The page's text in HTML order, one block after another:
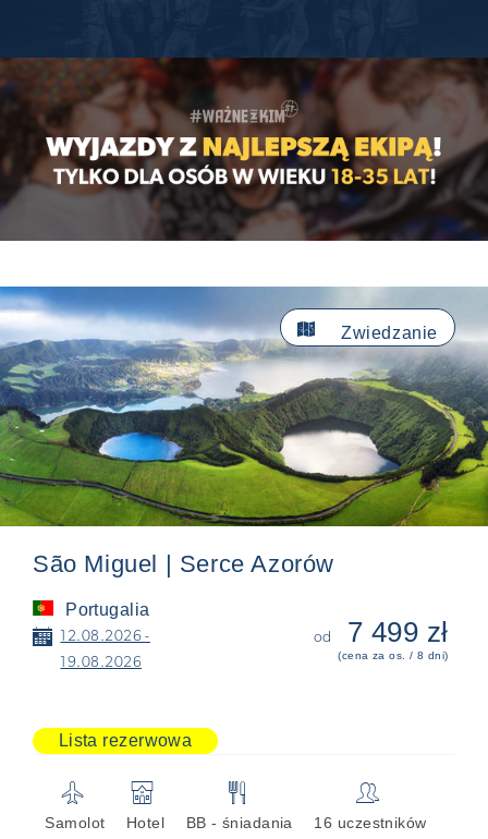
Zwiedzanie

São Miguel | Serce Azorów
Portugalia
📅
12.08.2026 -
19.08.2026
Lista rezerwowa
od 7 499 zł
(cena za os. / 8 dni)
✈
Samolot
🏨
Hotel
🍴
BB - śniadania
👥
16 uczestników